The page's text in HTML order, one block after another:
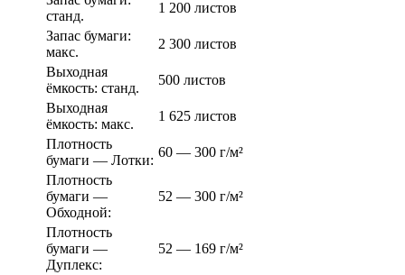
станд.
1 200 листов
Запас бумаги:
макс.
2 300 листов
Выходная
ёмкость: станд.
500 листов
Выходная
ёмкость: макс.
1 625 листов
Плотность
бумаги — Лотки:
60 — 300 г/м²
Плотность
бумаги —
Обходной:
52 — 300 г/м²
Плотность
бумаги —
Дуплекс:
52 — 169 г/м²